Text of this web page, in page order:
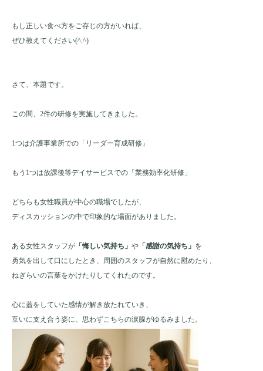
もし正しい食べ方をご存じの方がいれば、
ぜひ教えてください(^.^)
さて、本題です。
この間、2件の研修を実施してきました。
1つは介護事業所での「リーダー育成研修」
もう1つは放課後等デイサービスでの「業務効率化研修」
どちらも女性職員が中心の職場でしたが、
ディスカッションの中で印象的な場面がありました。
ある女性スタッフが 「悔しい気持ち」 や 「感謝の気持ち」 を
勇気を出して口にしたとき、周囲のスタッフが自然に慰めたり、
ねぎらいの言葉をかけたりしてくれたのです。
心に蓋をしていた感情が解き放たれていき、
互いに支え合う姿に、思わずこちらの涙腺がゆるみました。